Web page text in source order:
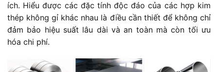
ích. Hiểu được các đặc tính độc đáo của các hợp kim
thép không gỉ khác nhau là điều cần thiết để không chỉ
đảm bảo hiệu suất lâu dài và an toàn mà còn tối ưu
hóa chi phí.